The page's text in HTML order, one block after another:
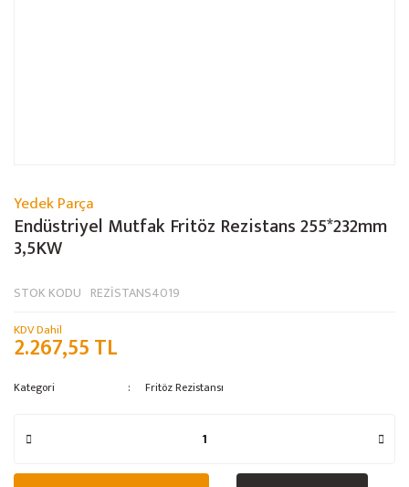
Yedek Parça
Endüstriyel Mutfak Fritöz Rezistans 255*232mm
3,5KW
STOK KODU REZİSTANS4019
KDV Dahil
2.267,55 TL
Kategori Fritöz Rezistansı